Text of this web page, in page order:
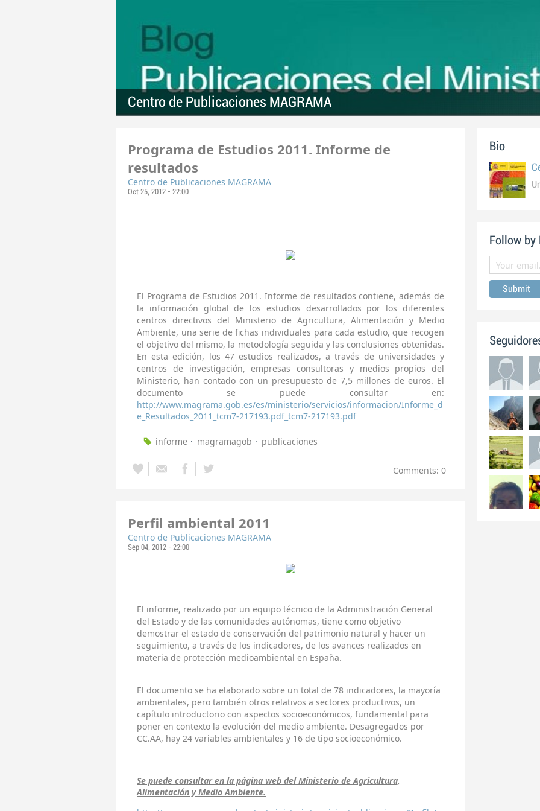
Centro de Publicaciones MAGRAMA
Programa de Estudios 2011. Informe de
resultados
Centro de Publicaciones MAGRAMA
Oct 25, 2012 - 22:00
El Programa de Estudios 2011. Informe de resultados contiene, además de
la información global de los estudios desarrollados por los diferentes
centros directivos del Ministerio de Agricultura, Alimentación y Medio
Ambiente, una serie de fichas individuales para cada estudio, que recogen
el objetivo del mismo, la metodología seguida y las conclusiones obtenidas.
En esta edición, los 47 estudios realizados, a través de universidades y
centros de investigación, empresas consultoras y medios propios del
Ministerio, han contado con un presupuesto de 7,5 millones de euros. El
documento se puede consultar en:
http://www.magrama.gob.es/es/ministerio/servicios/informacion/Informe_d
e_Resultados_2011_tcm7-217193.pdf_tcm7-217193.pdf
informe magramagob publicaciones
Comments: 0
Perfil ambiental 2011
Centro de Publicaciones MAGRAMA
Sep 04, 2012 - 22:00
El informe, realizado por un equipo técnico de la Administración General
del Estado y de las comunidades autónomas, tiene como objetivo
demostrar el estado de conservación del patrimonio natural y hacer un
seguimiento, a través de los indicadores, de los avances realizados en
materia de protección medioambiental en España.
El documento se ha elaborado sobre un total de 78 indicadores, la mayoría
ambientales, pero también otros relativos a sectores productivos, un
capítulo introductorio con aspectos socioeconómicos, fundamental para
poner en contexto la evolución del medio ambiente. Desagregados por
CC.AA, hay 24 variables ambientales y 16 de tipo socioeconómico.
Se puede consultar en la página web del Ministerio de Agricultura,
Alimentación y Medio Ambiente.
Bio
Follow by